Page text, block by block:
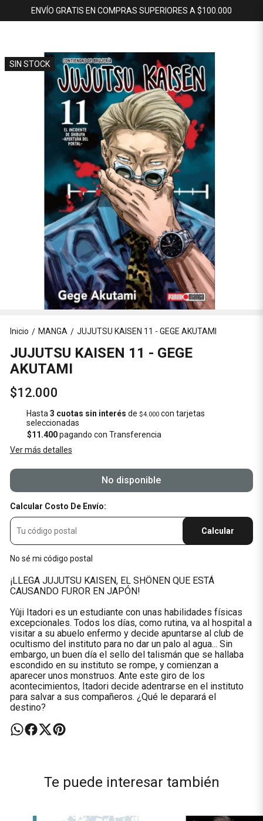
ENVÍO GRATIS EN COMPRAS SUPERIORES A $100.000
SIN STOCK
Inicio / MANGA / JUJUTSU KAISEN 11 - GEGE AKUTAMI
JUJUTSU KAISEN 11 - GEGE
AKUTAMI
$12.000
Hasta3 cuotas sin interés de$4.000 con tarjetas
seleccionadas
$11.400pagando con Transferencia
Ver más detalles
No disponible
Calcular Costo De Envío:
Calcular
No sé mi código postal
¡LLEGA JUJUTSU KAISEN, EL SHÔNEN QUE ESTÁ
CAUSANDO FUROR EN JAPÓN!
Yûji Itadori es un estudiante con unas habilidades físicas
excepcionales. Todos los días, como rutina, va al hospital a
visitar a su abuelo enfermo y decide apuntarse al club de
ocultismo del instituto para no dar un palo al agua... Sin
embargo, un buen día el sello del talismán que se hallaba
escondido en su instituto se rompe, y comienzan a
aparecer unos monstruos. Ante este giro de los
acontecimientos, Itadori decide adentrarse en el instituto
para salvar a sus compañeros. ¿Qué le deparará el
destino?
Te puede interesar también